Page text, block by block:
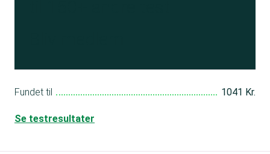
Fundet til 1041 Kr.
Se testresultater